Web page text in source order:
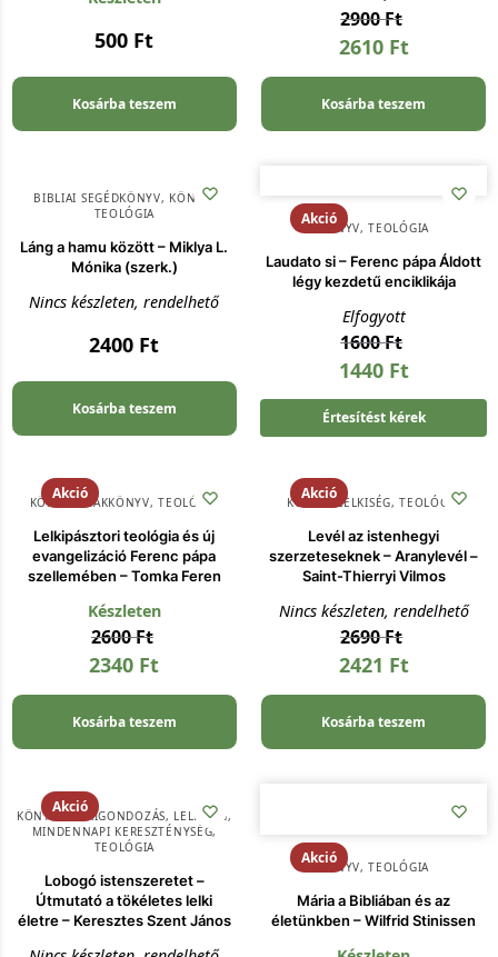
500 Ft
Kosárba teszem
2900Ft
2610 Ft
Kosárba teszem
BIBLIAI SEGÉDKÖNYV, KÖNYV,
TEOLÓGIA
Láng a hamu között – Miklya L.
Mónika (szerk.)
Nincs készleten, rendelhető
2400 Ft
Kosárba teszem
AkcióKÖNYV,TEOLÓGIA
Laudato si – Ferenc pápa Áldott
légy kezdetű enciklikája
Elfogyott
1600Ft
1440 Ft
Értesítést kérek
Akció
KÖNYV,SZAKKÖNYV,TEOLÓGIA
Lelkipásztori teológia és új
evangelizáció Ferenc pápa
szellemében – Tomka Feren
Készleten
2600Ft
2340 Ft
Kosárba teszem
Akció
KÖNYV, LELKISÉG,TEOLÓGIA
Levél az istenhegyi
szerzeteseknek – Aranylevél –
Saint-Thierryi Vilmos
Nincs készleten, rendelhető
2690Ft
2421 Ft
Kosárba teszem
Akció
KÖNYV ,LELKIGONDOZÁS, LELKISÉG,
MINDENNAPI KERESZTÉNYSÉG,
TEOLÓGIA
Lobogó istenszeretet –
Útmutató a tökéletes lelki
életre – Keresztes Szent János
AkcióKÖNYV,TEOLÓGIA
Mária a Bibliában és az
életünkben – Wilfrid Stinissen